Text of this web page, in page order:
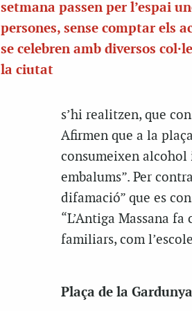
setmana passen per l’espai
persones, sense comptar els
se celebren amb diversos
la ciutat
s’hi realitzen, que
Afirmen que a la
consumeixen alcohol
embalums”. Per
difamació” que es
“L’Antiga Massana
familiars, com
Plaça de la